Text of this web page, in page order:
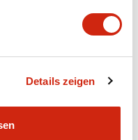
Details zeigen